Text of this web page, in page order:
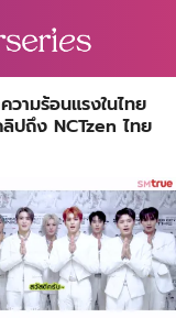
วามร้อนแรงในไทย
ถึง NCTzen ไทย